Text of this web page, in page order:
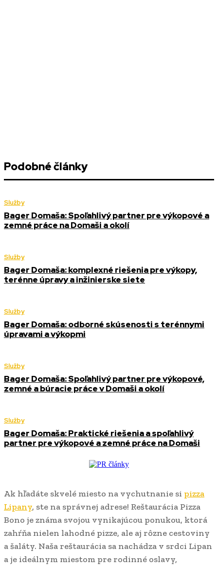
Podobné články
Služby
Bager Domaša: Spoľahlivý partner pre výkopové a
zemné práce na Domaši a okolí
Služby
Bager Domaša: komplexné riešenia pre výkopy,
terénne úpravy a inžinierske siete
Služby
Bager Domaša: odborné skúsenosti s terénnymi
úpravami a výkopmi
Služby
Bager Domaša: Spoľahlivý partner pre výkopové,
zemné a búracie práce v Domaši a okolí
Služby
Bager Domaša: Praktické riešenia a spoľahlivý
partner pre výkopové a zemné práce na Domaši
Ak hľadáte skvelé miesto na vychutnanie si pizza
Lipany, ste na správnej adrese! Reštaurácia Pizza
Bono je známa svojou vynikajúcou ponukou, ktorá
zahŕňa nielen lahodné pizze, ale aj rôzne cestoviny
a šaláty. Naša reštaurácia sa nachádza v srdci Lipan
a je ideálnym miestom pre rodinné oslavy,